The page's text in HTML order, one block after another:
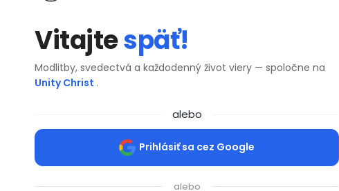
Vitajtespäť!
Modlitby, svedectvá a každodenný život viery — spoločne na
Unity Christ .
alebo
Prihlásiť sa cez Google
alebo